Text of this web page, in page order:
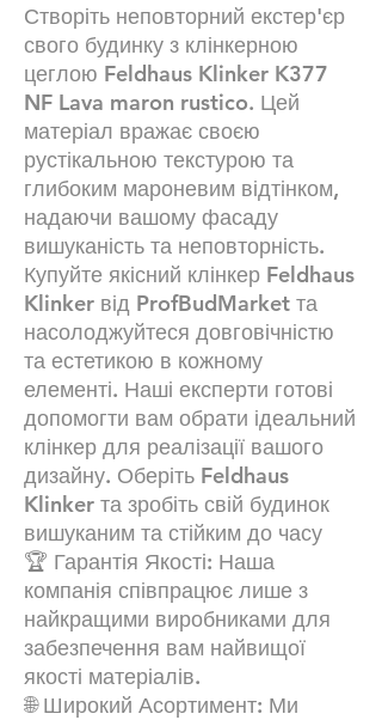
Створіть неповторний екстер'єр
свого будинку з клінкерною
цеглою Feldhaus Klinker K377
NF Lava maron rustico. Цей
матеріал вражає своєю
рустікальною текстурою та
глибоким мароневим відтінком,
надаючи вашому фасаду
вишуканість та неповторність.
Купуйте якісний клінкер Feldhaus
Klinker від ProfBudMarket та
насолоджуйтеся довговічністю
та естетикою в кожному
елементі. Наші експерти готові
допомогти вам обрати ідеальний
клінкер для реалізації вашого
дизайну. Оберіть Feldhaus
Klinker та зробіть свій будинок
вишуканим та стійким до часу
🏆 Гарантія Якості: Наша
компанія співпрацює лише з
найкращими виробниками для
забезпечення вам найвищої
якості матеріалів.
🌐 Широкий Асортимент: Ми